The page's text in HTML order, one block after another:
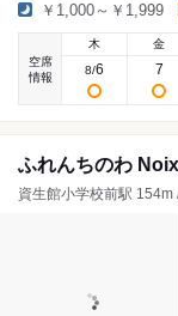
￥1,000～￥1,999
空席
情報
木
8/6
金
7
ふれんちのわ Noix
資生館小学校前駅 154m